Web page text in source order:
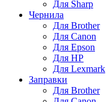
Для Sharp
Чернила
Для Brother
Для Canon
Для Epson
Для HP
Для Lexmark
Заправки
Для Brother